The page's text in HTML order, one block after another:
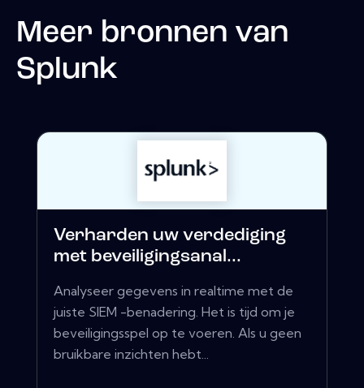
Meer bronnen van
Splunk
Verharden uw verdediging
met beveiligingsanal...
Analyseer gegevens in realtime met de
juiste SIEM -benadering. Het is tijd om je
beveiligingsspel op te voeren. Als u geen
bruikbare inzichten hebt...